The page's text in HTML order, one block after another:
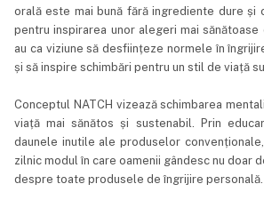
orală este mai bună fără ingrediente dure și
pentru inspirarea unor alegeri mai sănătoase
au ca viziune să desființeze normele în
și să inspire schimbări pentru un stil de viață
Conceptul NATCH vizează schimbarea
viață mai sănătos și sustenabil. Prin
daunele inutile ale produselor
zilnic modul în care oamenii gândesc nu doar
despre toate produsele de îngrijire personală.